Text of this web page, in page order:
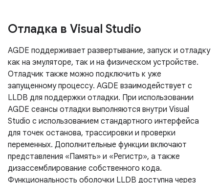
Отладка в Visual Studio
AGDE поддерживает развертывание, запуск и отладку
как на эмуляторе, так и на физическом устройстве.
Отладчик также можно подключить к уже
запущенному процессу. AGDE взаимодействует с
LLDB для поддержки отладки. При использовании
AGDE сеансы отладки выполняются внутри Visual
Studio с использованием стандартного интерфейса
для точек останова, трассировки и проверки
переменных. Дополнительные функции включают
представления «Память» и «Регистр», а также
дизассемблирование собственного кода.
Функциональность оболочки LLDB доступна через